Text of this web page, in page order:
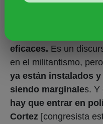
eficaces. Es un
en el militantismo, pero
ya están instalados
siendo marginales. Y
hay que entrar en
Cortez [congresista